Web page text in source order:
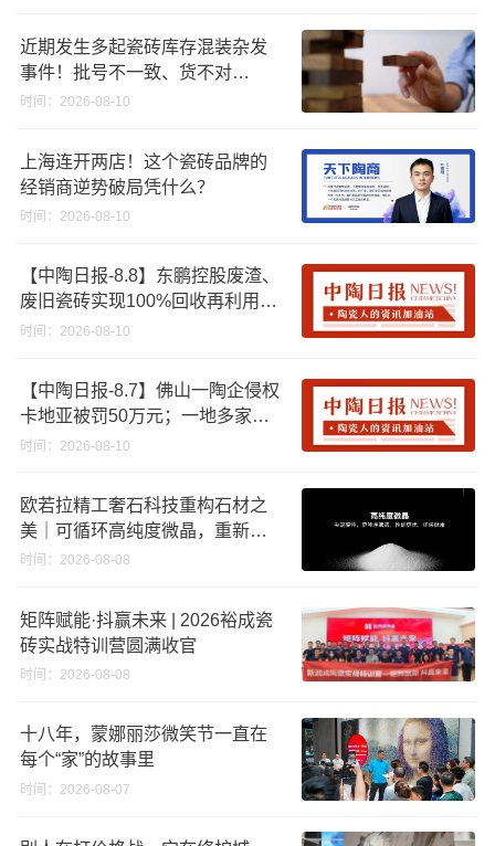
近期发生多起瓷砖库存混装杂发
事件！批号不一致、货不对
板……
时间：2026-08-10
上海连开两店！这个瓷砖品牌的
经销商逆势破局凭什么？
时间：2026-08-10
【中陶日报-8.8】东鹏控股废渣、
废旧瓷砖实现100%回收再利用；
江西一陶企资产将以2670.88万起
合格
时间：2026-08-10
【中陶日报-8.7】佛山一陶企侵权
卡地亚被罚50万元；一地多家陶
企将涨价；福建持续推进“煤改气”
时间：2026-08-10
欧若拉精工奢石科技重构石材之
美｜可循环高纯度微晶，重新定
义高端奢石原料
时间：2026-08-08
矩阵赋能·抖赢未来 | 2026裕成瓷
砖实战特训营圆满收官
时间：2026-08-08
十八年，蒙娜丽莎微笑节一直在
每个“家”的故事里
时间：2026-08-07